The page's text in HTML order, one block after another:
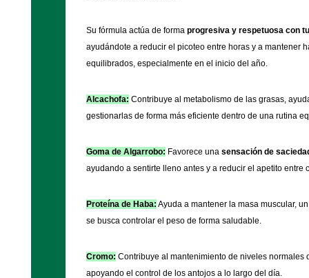
Su fórmula actúa de forma progresiva y respetuosa con
ayudándote a reducir el picoteo entre horas y a mantener
equilibrados, especialmente en el inicio del año.
Alcachofa: Contribuye al metabolismo de las grasas,
gestionarlas de forma más eficiente dentro de una rutina
Goma de Algarrobo: Favorece una sensación de
ayudando a sentirte lleno antes y a reducir el apetito entre
Proteína de Haba: Ayuda a mantener la masa muscular,
se busca controlar el peso de forma saludable.
Cromo: Contribuye al mantenimiento de niveles normales
apoyando el control de los antojos a lo largo del día.